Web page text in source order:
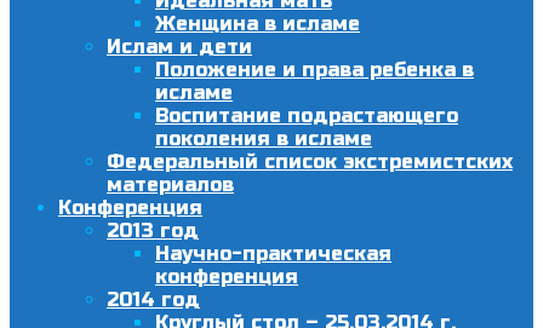
Женщина в исламе
Ислам и дети
Положение и права ребенка в
исламе
Воспитание подрастающего
поколения в исламе
Федеральный список экстремистских
материалов
Конференция
2013 год
Научно-практическая
конференция
2014 год
Круглый стол – 25.03.2014 г.